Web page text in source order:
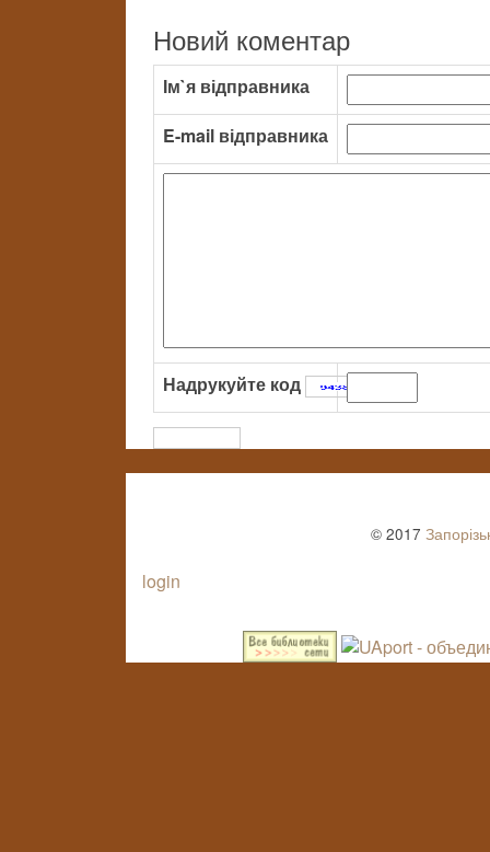
Новий коментар
Ім`я відправника
E-mail відправника
Надрукуйте код
© 2017
login